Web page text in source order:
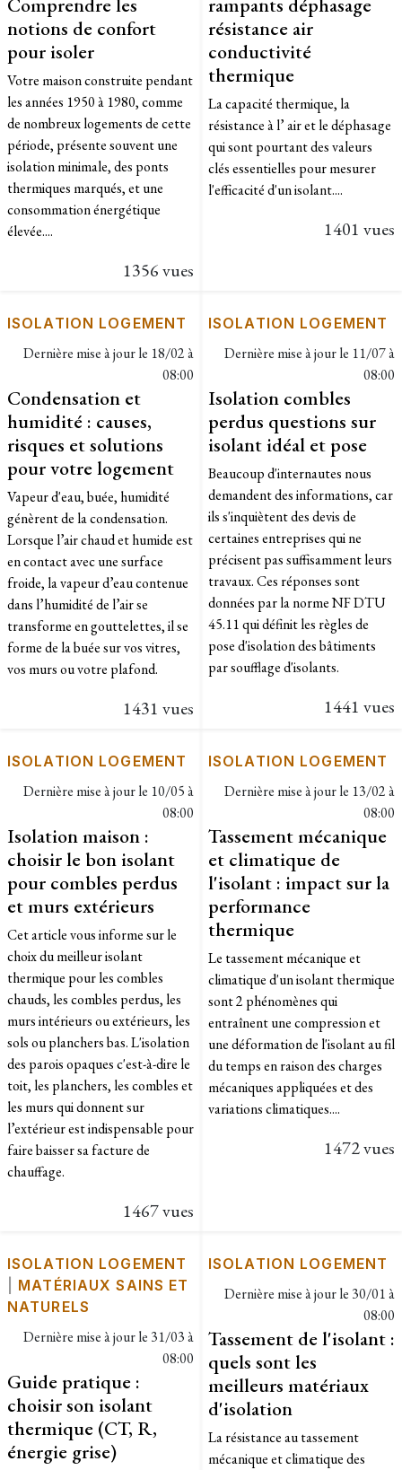
notions de confort
pour isoler
Votre maison construite pendant
les années 1950 à 1980, comme
de nombreux logements de cette
période, présente souvent une
isolation minimale, des ponts
thermiques marqués, et une
consommation énergétique
élevée....
1356 vues
résistance air
conductivité
thermique
La capacité thermique, la
résistance à l’ air et le déphasage
qui sont pourtant des valeurs
clés essentielles pour mesurer
l'efficacité d'un isolant....
1401 vues
ISOLATION LOGEMENT
Dernière mise à jour le 18/02 à
08:00
Condensation et
humidité : causes,
risques et solutions
pour votre logement
Vapeur d'eau, buée, humidité
génèrent de la condensation.
Lorsque l’air chaud et humide est
en contact avec une surface
froide, la vapeur d’eau contenue
dans l’humidité de l’air se
transforme en gouttelettes, il se
forme de la buée sur vos vitres,
vos murs ou votre plafond.
1431 vues
ISOLATION LOGEMENT
Dernière mise à jour le 11/07 à
08:00
Isolation combles
perdus questions sur
isolant idéal et pose
Beaucoup d'internautes nous
demandent des informations, car
ils s'inquiètent des devis de
certaines entreprises qui ne
précisent pas suffisamment leurs
travaux. Ces réponses sont
données par la norme NF DTU
45.11 qui définit les règles de
pose d'isolation des bâtiments
par soufflage d'isolants.
1441 vues
ISOLATION LOGEMENT
Dernière mise à jour le 10/05 à
08:00
Isolation maison :
choisir le bon isolant
pour combles perdus
et murs extérieurs
Cet article vous informe sur le
choix du meilleur isolant
thermique pour les combles
chauds, les combles perdus, les
murs intérieurs ou extérieurs, les
sols ou planchers bas. L'isolation
des parois opaques c'est-à-dire le
toit, les planchers, les combles et
les murs qui donnent sur
l’extérieur est indispensable pour
faire baisser sa facture de
chauffage.
1467 vues
ISOLATION LOGEMENT
Dernière mise à jour le 13/02 à
08:00
Tassement mécanique
et climatique de
l'isolant : impact sur la
performance
thermique
Le tassement mécanique et
climatique d'un isolant thermique
sont 2 phénomènes qui
entraînent une compression et
une déformation de l'isolant au fil
du temps en raison des charges
mécaniques appliquées et des
variations climatiques....
1472 vues
ISOLATION LOGEMENT
MATÉRIAUX SAINS ET
NATURELS
Dernière mise à jour le 31/03 à
08:00
Guide pratique :
choisir son isolant
thermique (CT, R,
énergie grise)
ISOLATION LOGEMENT
Dernière mise à jour le 30/01 à
08:00
Tassement de l'isolant :
quels sont les
meilleurs matériaux
d'isolation
La résistance au tassement
mécanique et climatique des